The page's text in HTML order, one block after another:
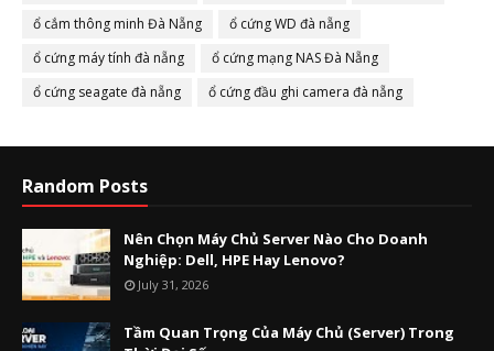
ổ cắm thông minh Đà Nẵng
ổ cứng WD đà nẵng
ổ cứng máy tính đà nẵng
ổ cứng mạng NAS Đà Nẵng
ổ cứng seagate đà nẵng
ổ cứng đầu ghi camera đà nẵng
Random Posts
Nên Chọn Máy Chủ Server Nào Cho Doanh
Nghiệp: Dell, HPE Hay Lenovo?
July 31, 2026
Tầm Quan Trọng Của Máy Chủ (Server) Trong